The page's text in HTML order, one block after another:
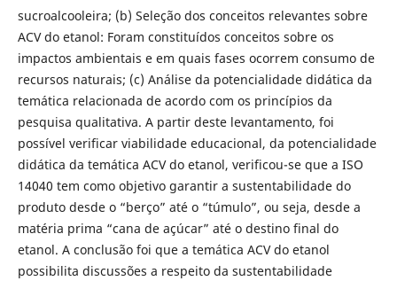
sucroalcooleira; (b) Seleção dos conceitos relevantes sobre
ACV do etanol: Foram constituídos conceitos sobre os
impactos ambientais e em quais fases ocorrem consumo de
recursos naturais; (c) Análise da potencialidade didática da
temática relacionada de acordo com os princípios da
pesquisa qualitativa. A partir deste levantamento, foi
possível verificar viabilidade educacional, da potencialidade
didática da temática ACV do etanol, verificou-se que a ISO
14040 tem como objetivo garantir a sustentabilidade do
produto desde o “berço” até o “túmulo”, ou seja, desde a
matéria prima “cana de açúcar” até o destino final do
etanol. A conclusão foi que a temática ACV do etanol
possibilita discussões a respeito da sustentabilidade